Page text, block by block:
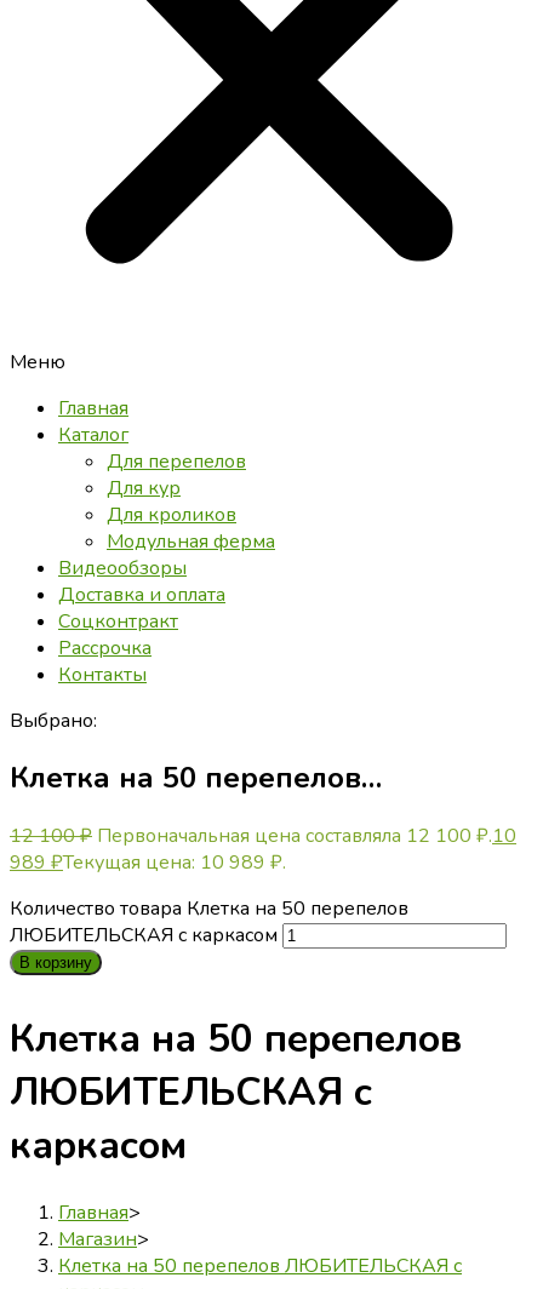
Меню
Главная
Каталог
Для перепелов
Для кур
Для кроликов
Модульная ферма
Видеообзоры
Доставка и оплата
Соцконтракт
Рассрочка
Контакты
Выбрано:
Клетка на 50 перепелов…
12 100₽ Первоначальная цена составляла 12 100 ₽.10
989 ₽Текущая цена: 10 989 ₽.
Количество товара Клетка на 50 перепелов
ЛЮБИТЕЛЬСКАЯ с каркасом
В корзину
Клетка на 50 перепелов
ЛЮБИТЕЛЬСКАЯ с
каркасом
Главная>
Магазин>
Клетка на 50 перепелов ЛЮБИТЕЛЬСКАЯ с